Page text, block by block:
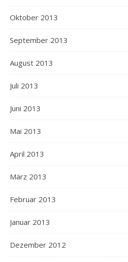
Oktober 2013
September 2013
August 2013
Juli 2013
Juni 2013
Mai 2013
April 2013
März 2013
Februar 2013
Januar 2013
Dezember 2012